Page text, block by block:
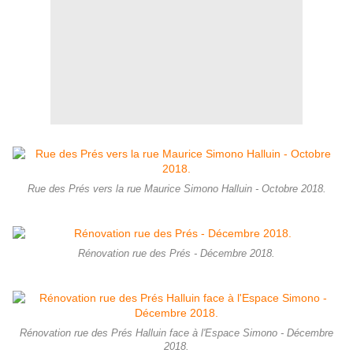
Rue des Prés vers la rue Maurice Simono Halluin - Octobre 2018.
Rénovation rue des Prés - Décembre 2018.
Rénovation rue des Prés Halluin face à l'Espace Simono - Décembre
2018.